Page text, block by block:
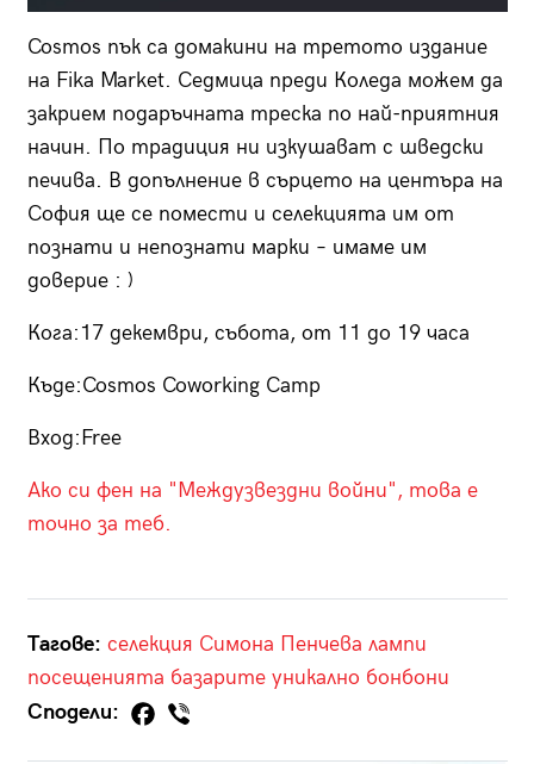
Cosmos пък са домакини на третото издание
на Fika Market. Седмица преди Коледа можем да
закрием подаръчната треска по най-приятния
начин. По традиция ни изкушават с шведски
печива. В допълнение в сърцето на центъра на
София ще се помести и селекцията им от
познати и непознати марки – имаме им
доверие : )
Кога:17 декември, събота, от 11 до 19 часа
Къде:Cosmos Coworking Camp
Вход:Free
Ако си фен на "Междузвездни войни", това е
точно за теб.
Тагове: селекция Симона Пенчева лампи
посещенията базарите уникално бонбони
Сподели: